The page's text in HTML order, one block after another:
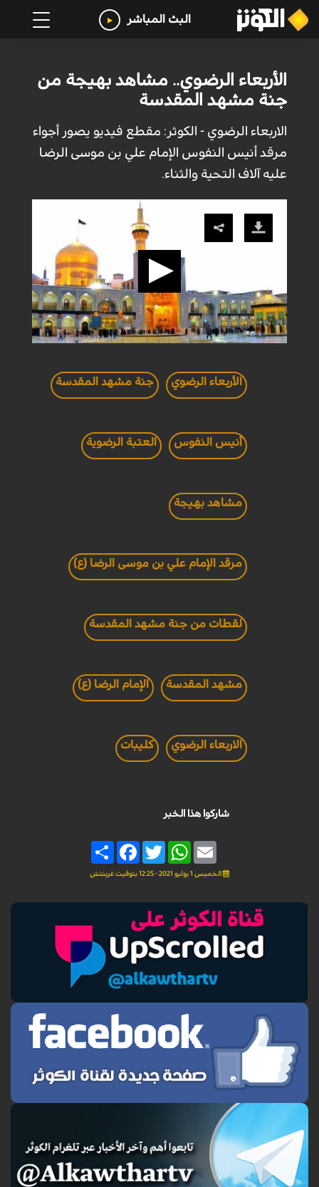
البث المباشر
الأربعاء الرضوي.. مشاهد بهيجة من
جنة مشهد المقدسة
الاربعاء الرضوي - الكوثر: مقطع فيديو يصور أجواء
مرقد أنيس النفوس الإمام علي بن موسى الرضا
عليه آلاف التحية والثناء.
الأربعاء الرضوي جنة مشهد المقدسة
أنيس النفوس العتبة الرضوية
مشاهد بهيجة
مرقد الإمام علي بن موسى الرضا (ع)
لقطات من جنة مشهد المقدسة
مشهد المقدسة الإمام الرضا (ع)
الاربعاء الرضوي كليبات
شاركوا هذا الخبر
Share
FacebookTwitter
WhatsAppEmail
الخميس 1 يوليو 2021 - 12:25 بتوقيت غرينتش